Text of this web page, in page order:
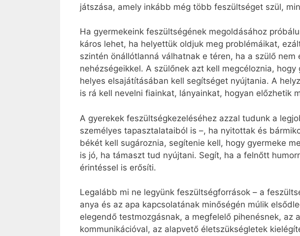
játszása, amely inkább még több feszültséget szül,
Ha gyermekeink feszültségének megoldásához
káros lehet, ha helyettük oldjuk meg problémáikat,
szintén önállótlanná válhatnak e téren, ha a szülő
nehézségeikkel. A szülőnek azt kell megcéloznia,
helyes elsajátításában kell segítséget nyújtania. A
is rá kell nevelni fiainkat, lányainkat, hogyan előzhetik
A gyerekek feszültségkezeléséhez azzal tudunk a
személyes tapasztalataiból is –, ha nyitottak és
békét kell sugároznia, segítenie kell, hogy gyermeke
is jó, ha támaszt tud nyújtani. Segít, ha a felnőtt
érintéssel is erősíti.
Legalább mi ne legyünk feszültségforrások – a
anya és az apa kapcsolatának minőségén múlik
elegendő testmozgásnak, a megfelelő pihenésnek,
kommunikációval, az alapvető életszükségletek